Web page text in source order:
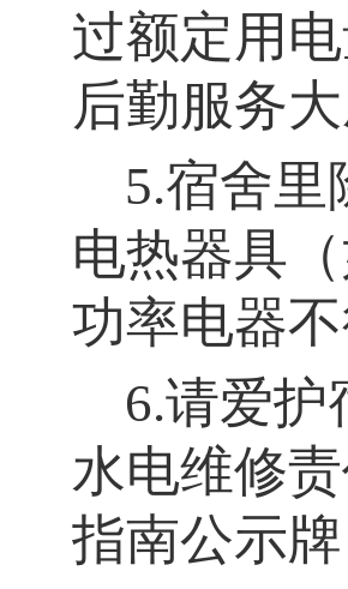
过额定用
后勤服务
5.宿舍里
电热器具
功率电器
6.请爱护
水电维修
指南公示